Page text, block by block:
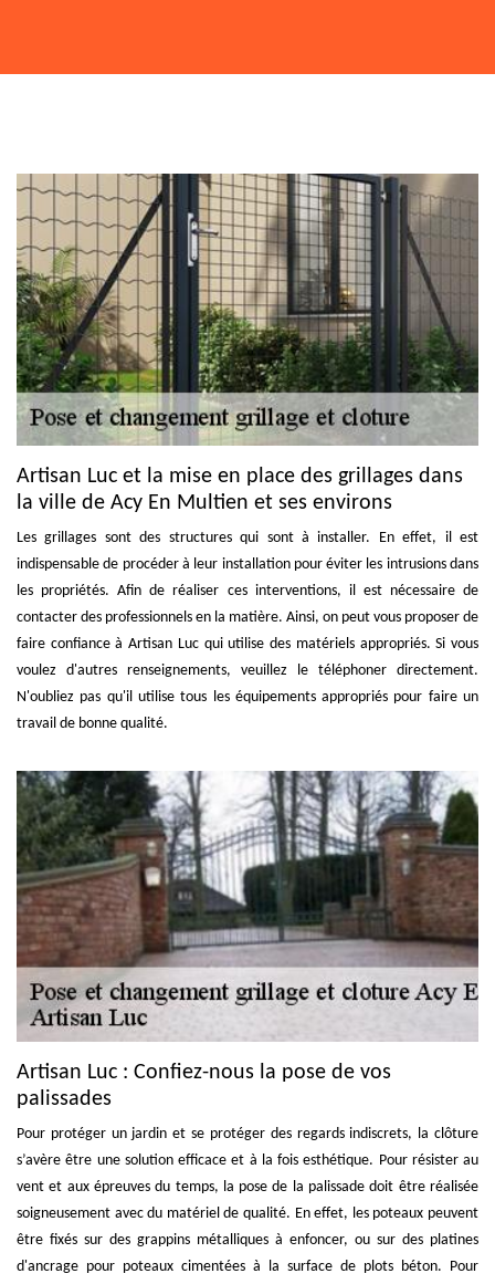
Artisan Luc et la mise en place des grillages dans
la ville de Acy En Multien et ses environs
Les grillages sont des structures qui sont à installer. En effet, il est
indispensable de procéder à leur installation pour éviter les intrusions dans
les propriétés. Afin de réaliser ces interventions, il est nécessaire de
contacter des professionnels en la matière. Ainsi, on peut vous proposer de
faire confiance à Artisan Luc qui utilise des matériels appropriés. Si vous
voulez d'autres renseignements, veuillez le téléphoner directement.
N'oubliez pas qu'il utilise tous les équipements appropriés pour faire un
travail de bonne qualité.
Artisan Luc : Confiez-nous la pose de vos
palissades
Pour protéger un jardin et se protéger des regards indiscrets, la clôture
s’avère être une solution efficace et à la fois esthétique. Pour résister au
vent et aux épreuves du temps, la pose de la palissade doit être réalisée
soigneusement avec du matériel de qualité. En effet, les poteaux peuvent
être fixés sur des grappins métalliques à enfoncer, ou sur des platines
d'ancrage pour poteaux cimentées à la surface de plots béton. Pour